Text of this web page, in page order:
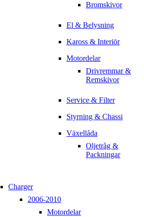
Bromskivor
El & Belysning
Kaross & Interiör
Motordelar
Drivremmar &
Remskivor
Service & Filter
Styrning & Chassi
Växellåda
Oljetråg &
Packningar
Charger
2006-2010
Motordelar